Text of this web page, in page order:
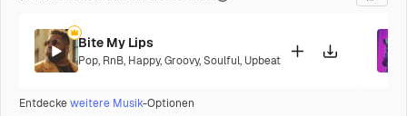
Bite My Lips
Pop, RnB, Happy,Groovy,Soulful, Upbeat
Entdeckeweitere Musik-Optionen